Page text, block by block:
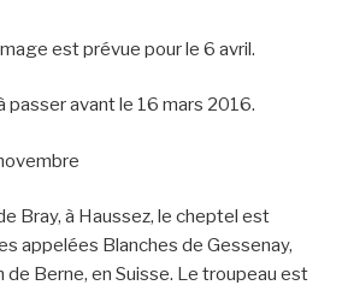
est prévue pour le 6 avril.
passer avant le 16 mars 2016.
Bray, à Haussez, le cheptel est
appelées Blanches de Gessenay,
de Berne, en Suisse. Le troupeau est